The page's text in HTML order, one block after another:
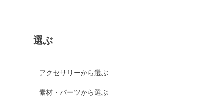
選ぶ
アクセサリーから選ぶ
素材・パーツから選ぶ